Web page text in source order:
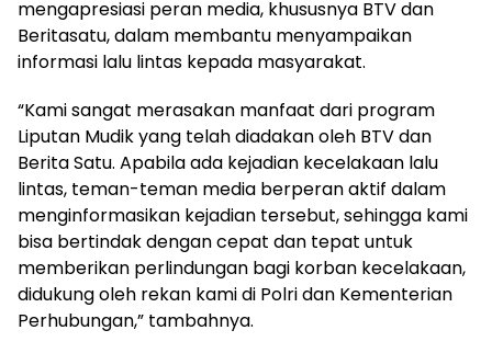
mengapresiasi peran media, khususnya BTV dan
Beritasatu, dalam membantu menyampaikan
informasi lalu lintas kepada masyarakat.
“Kami sangat merasakan manfaat dari program
Liputan Mudik yang telah diadakan oleh BTV dan
Berita Satu. Apabila ada kejadian kecelakaan lalu
lintas, teman-teman media berperan aktif dalam
menginformasikan kejadian tersebut, sehingga kami
bisa bertindak dengan cepat dan tepat untuk
memberikan perlindungan bagi korban kecelakaan,
didukung oleh rekan kami di Polri dan Kementerian
Perhubungan,” tambahnya.